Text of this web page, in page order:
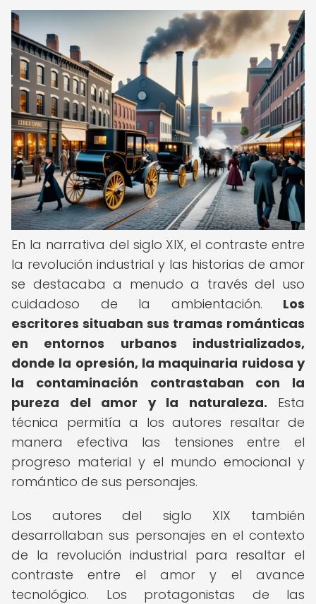
En la narrativa del siglo XIX, el contraste entre
la revolución industrial y las historias de amor
se destacaba a menudo a través del uso
cuidadoso de la ambientación. Los
escritores situaban sus tramas románticas
en entornos urbanos industrializados,
donde la opresión, la maquinaria ruidosa y
la contaminación contrastaban con la
pureza del amor y la naturaleza. Esta
técnica permitía a los autores resaltar de
manera efectiva las tensiones entre el
progreso material y el mundo emocional y
romántico de sus personajes.
Los autores del siglo XIX también
desarrollaban sus personajes en el contexto
de la revolución industrial para resaltar el
contraste entre el amor y el avance
tecnológico. Los protagonistas de las